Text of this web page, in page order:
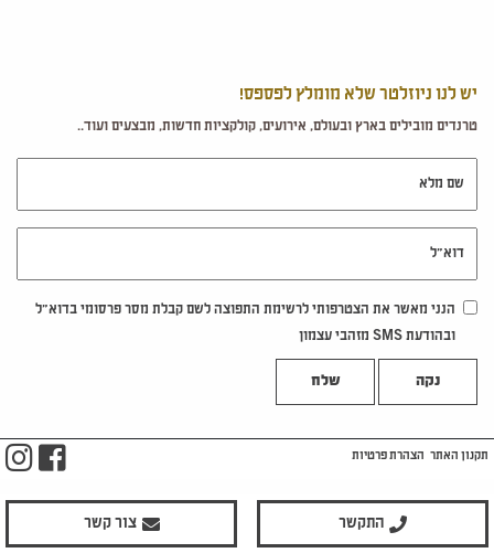
יש לנו ניוזלטר שלא מומלץ לפספס!
טרנדים מובילים בארץ ובעולם, אירועים, קולקציות חדשות, מבצעים ועוד..
הנני מאשר את הצטרפותי לרשימת התפוצה לשם קבלת מסר פרסומי בדוא"ל
ובהודעת SMS מזהבי עצמון
נקה
התקשר צור קשר
תקנון האתר הצהרת פרטיות